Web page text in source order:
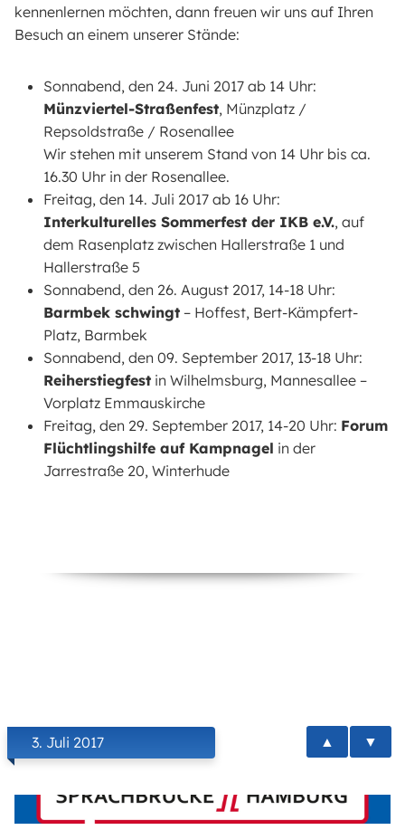
kennenlernen möchten, dann freuen wir uns auf Ihren
Besuch an einem unserer Stände:
Sonnabend, den 24. Juni 2017 ab 14 Uhr:
Münzviertel-Straßenfest, Münzplatz /
Repsoldstraße / Rosenallee
Wir stehen mit unserem Stand von 14 Uhr bis ca.
16.30 Uhr in der Rosenallee.
Freitag, den 14. Juli 2017 ab 16 Uhr:
Interkulturelles Sommerfest der IKB e.V., auf
dem Rasenplatz zwischen Hallerstraße 1 und
Hallerstraße 5
Sonnabend, den 26. August 2017, 14-18 Uhr:
Barmbek schwingt – Hoffest, Bert-Kämpfert-
Platz, Barmbek
Sonnabend, den 09. September 2017, 13-18 Uhr:
Reiherstiegfest in Wilhelmsburg, Mannesallee –
Vorplatz Emmauskirche
Freitag, den 29. September 2017, 14-20 Uhr: Forum
Flüchtlingshilfe auf Kampnagel in der
Jarrestraße 20, Winterhude
3. Juli 2017 ▲ ▼